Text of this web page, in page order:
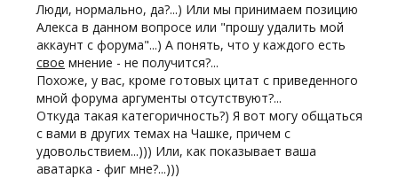
Люди, нормально, да?...) Или мы принимаем позицию
Алекса в данном вопросе или "прошу удалить мой
аккаунт с форума"...) А понять, что у каждого есть
свое мнение - не получится?...
Похоже, у вас, кроме готовых цитат с приведенного
мной форума аргументы отсутствуют?...
Откуда такая категоричность?) Я вот могу общаться
с вами в других темах на Чашке, причем с
удовольствием...))) Или, как показывает ваша
аватарка - фиг мне?...)))